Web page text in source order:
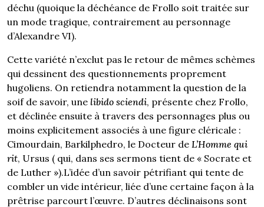
déchu (quoique la déchéance de Frollo soit traitée sur
un mode tragique, contrairement au personnage
d’Alexandre VI).
Cette variété n’exclut pas le retour de mêmes schèmes
qui dessinent des questionnements proprement
hugoliens. On retiendra notamment la question de la
soif de savoir, une libido sciendi, présente chez Frollo,
et déclinée ensuite à travers des personnages plus ou
moins explicitement associés à une figure cléricale :
Cimourdain, Barkilphedro, le Docteur de L’Homme qui
rit, Ursus ( qui, dans ses sermons tient de « Socrate et
de Luther »).L’idée d’un savoir pétrifiant qui tente de
combler un vide intérieur, liée d’une certaine façon à la
prêtrise parcourt l’œuvre. D’autres déclinaisons sont